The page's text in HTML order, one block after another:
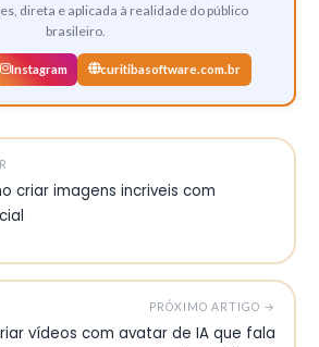
direta e aplicada à realidade do público
brasileiro.
Instagram curitibasoftware.com.br
criar imagens incriveis com
PRÓXIMO ARTIGO →
vídeos com avatar de IA que fala